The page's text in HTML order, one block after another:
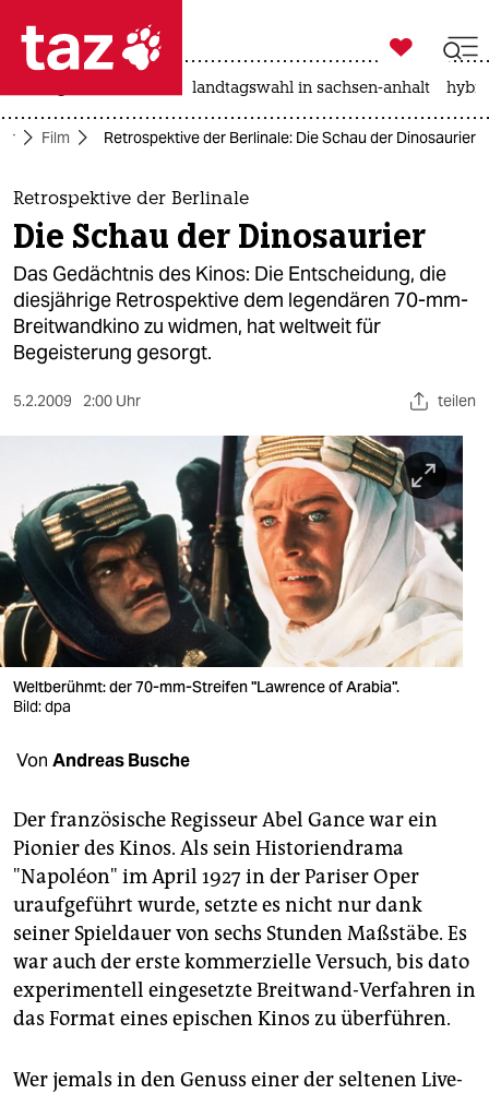
 taz zahl ich
taz zahl ich
themen
politik
öko
gesellschaft
kultur
sport
berlin
nord
wahrheit
verlag
verlag
shop
fragen & hilfe
unterstützen
abo
genossenschaft
epaper login

taz zahl ich
landtagswahl in sachsen-anhalt
Film Retrospektive der Berlinale: Die Schau der Dinosaurier
Retrospektive der Berlinale
Die Schau der Dinosaurier
Das Gedächtnis des Kinos: Die Entscheidung, die
diesjährige Retrospektive dem legendären 70-mm-
Breitwandkino zu widmen, hat weltweit für
Begeisterung gesorgt.
5.2.2009 2:00 Uhr teilen
Weltberühmt: der 70-mm-Streifen "Lawrence of Arabia".
Bild: dpa
Von Andreas Busche
Der französische Regisseur Abel Gance war ein
Pionier des Kinos. Als sein Historiendrama
"Napoléon" im April 1927 in der Pariser Oper
uraufgeführt wurde, setzte es nicht nur dank
seiner Spieldauer von sechs Stunden Maßstäbe. Es
war auch der erste kommerzielle Versuch, bis dato
experimentell eingesetzte Breitwand-Verfahren in
das Format eines epischen Kinos zu überführen.
Wer jemals in den Genuss einer der seltenen Live-